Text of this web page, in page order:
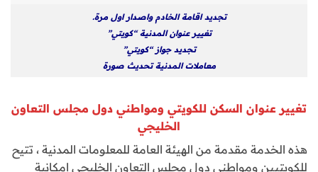
تجديد اقامة الخادم واصدار اول مرة.
تغيير عنوان المدنية “كويتي”
تجديد جواز “كويتي”
معاملات المدنية تحديث صورة
تغيير عنوان السكن للكويتي ومواطني دول مجلس التعاون
الخليجي
هذه الخدمة مقدمة من الهيئة العامة للمعلومات المدنية ، تتيح
للكويتيين ومواطني دول مجلس التعاون الخليجي إمكانية